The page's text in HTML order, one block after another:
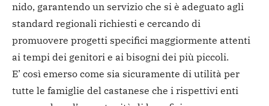
nido, garantendo un servizio che si è adeguato agli
standard regionali richiesti e cercando di
promuovere progetti specifici maggiormente attenti
ai tempi dei genitori e ai bisogni dei più piccoli.
E’ così emerso come sia sicuramente di utilità per
tutte le famiglie del castanese che i rispettivi enti